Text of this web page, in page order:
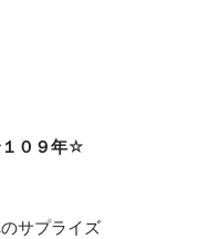
１０９年☆
サプライズ